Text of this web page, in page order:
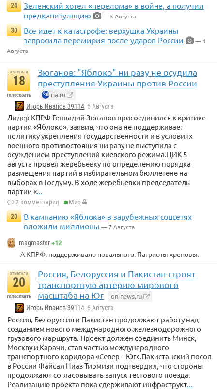
24
Зеленский хотел «перелома» в войне, а получил
предкапитуляцию
— 5 Августа
30
Все идет к катастрофе: верхушка Украины
запросила перемирия после ударов России
— 4
Августа
отметили
18
голосовать
Зюганов: "Яблоко" ни разу не осудила
преступления Украины против России
ria.ru
Игорь Иванов 39114, 6 Августа
Лидер КПРФ Геннадий Зюганов присоединился к критике
партии «Яблоко», заявив, что она не поддерживает
политику укрепления государственности и в условиях
военного противостояния ни разу не выступила с
осуждением преступлений киевского режима.ЦИК 5
августа провел жеребьевку по определению порядка
размещения партий в избирательном бюллетене на
выборах в Госдуму. В ходе жеребьевки председатель
партии «...
2 комментария
Мир
20
В кампанию «Яблока» в зарубежных соцсетях
вложили миллионы — 7 Августа
magmaster+12
А КПРФ, поддерживало новального. Патриоты хреновы.
отметили
20
голосовать
Россия, Белоруссия и Пакистан строят
транспортную артерию мирового
масштаба на Юг
on-news.ru
Игорь Иванов 39114, 6 Августа
Россия, Белоруссия и Пакистан продолжают работу над
созданием нового международного железнодорожного
грузового маршрута. Проект должен соединить Минск,
Москву и Карачи, став частью международного
транспортного коридора «Север – Юг».Пакистанский посол
в России Файсал Ниаз Тирмизи подтвердил, что стороны
продолжают согласовывать запуск тестового поезда.
Реализацию проекта пока сдерживают инфраструкт